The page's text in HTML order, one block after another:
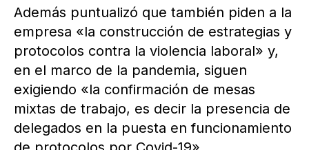
Además puntualizó que también piden a la
empresa «la construcción de estrategias y
protocolos contra la violencia laboral» y,
en el marco de la pandemia, siguen
exigiendo «la confirmación de mesas
mixtas de trabajo, es decir la presencia de
delegados en la puesta en funcionamiento